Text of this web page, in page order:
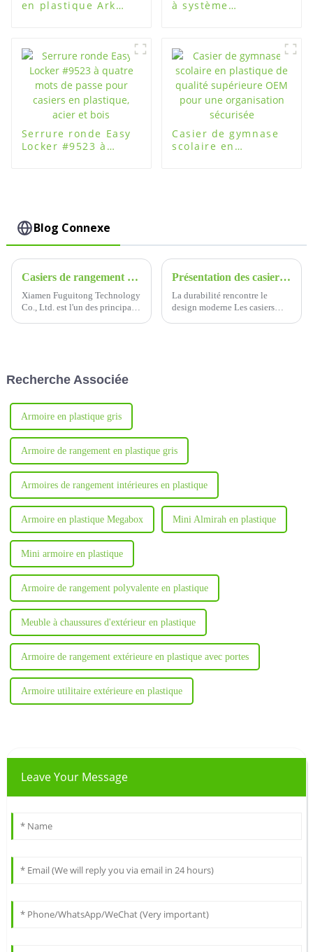
en plastique Ark
à système
salle d'étude
Serrure ronde Easy
Locker #9523 à
Casier de gymnase
scolaire en
Blog Connexe
Casiers de rangement en plastique ABS Easylocker : la solution ultime pour un stockage sûr et durable
Xiamen Fuguitong Technology
Co., Ltd. est l'un des principaux
Présentation des casiers Fuguitong ABS : la solution de stockage ultime
La durabilité rencontre le
design moderne Les casiers
Recherche Associée
Armoire en plastique gris
Armoire de rangement en plastique gris
Armoires de rangement intérieures en plastique
Armoire en plastique Megabox Mini Almirah en plastique
Mini armoire en plastique
Armoire de rangement polyvalente en plastique
Meuble à chaussures d'extérieur en plastique
Armoire de rangement extérieure en plastique avec portes
Armoire utilitaire extérieure en plastique
Leave Your Message